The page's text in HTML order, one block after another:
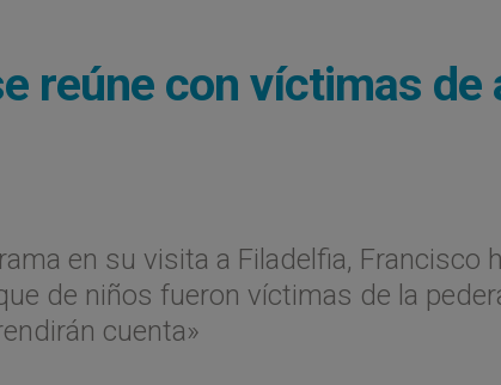
reúne con víctimas de
en su visita a Filadelfia, Francisco
de niños fueron víctimas de la
cuenta»